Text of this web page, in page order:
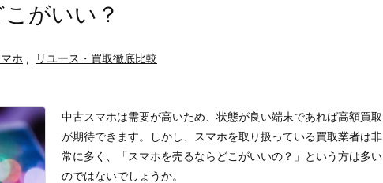
がいい？
ホ , リユース・買取徹底比較
中古スマホは需要が高いため、状態が良い端末であれば高額買取
が期待できます。しかし、スマホを取り扱っている買取業者は非
常に多く、「スマホを売るならどこがいいの？」という方は多い
のではないでしょうか。